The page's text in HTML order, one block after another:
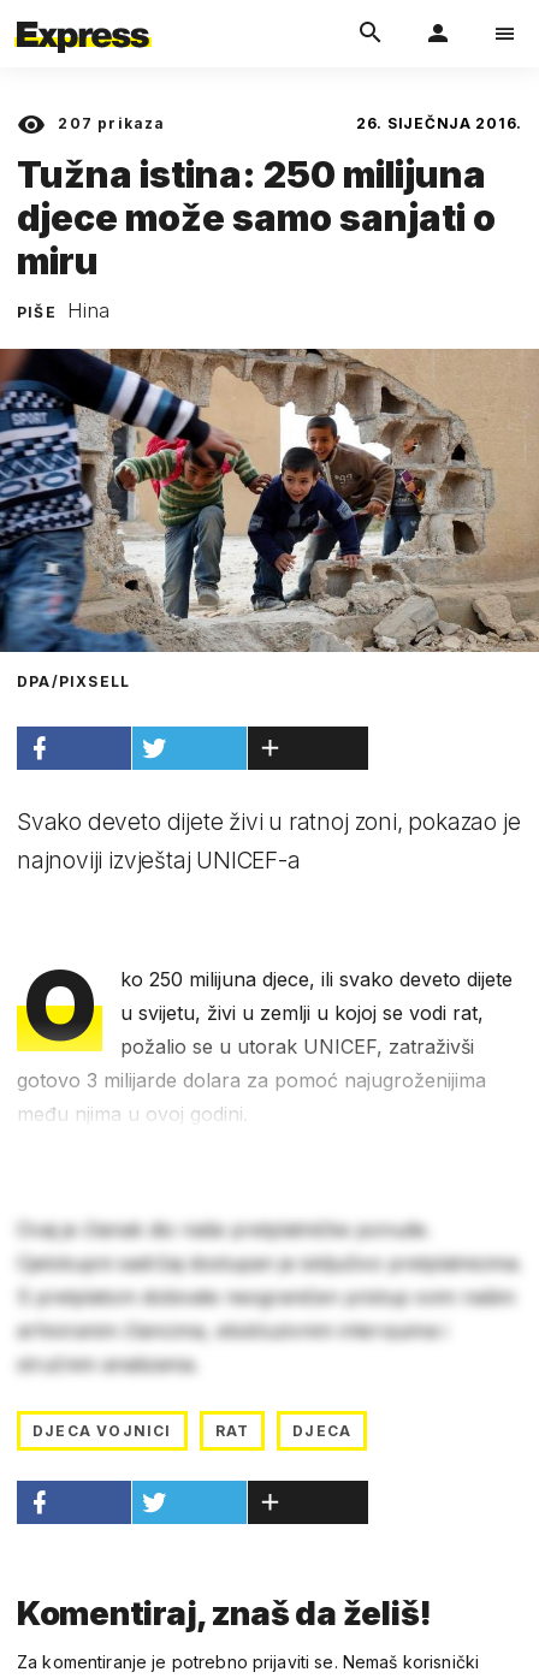
207 prikaza 26. SIJEČNJA 2016.
Tužna istina: 250 milijuna
djece može samo sanjati o
miru
PIŠE Hina
DPA/PIXSELL
Svako deveto dijete živi u ratnoj zoni, pokazao je
najnoviji izvještaj UNICEF-a
O
ko 250 milijuna djece, ili svako deveto dijete
u svijetu, živi u zemlji u kojoj se vodi rat,
požalio se u utorak UNICEF, zatraživši
gotovo 3 milijarde dolara za pomoć najugroženijima
među njima u ovoj godini.
Ovaj je članak dio naše pretplatničke ponude.
Cjelokupni sadržaj dostupan je isključivo pretplatnicima.
S pretplatom dobivate neograničen pristup svim našim
arhiviranim člancima, ekskluzivnim intervjuima i
stručnim analizama.
DJECA VOJNICI RAT DJECA
Komentiraj, znaš da želiš!
Za komentiranje je potrebno prijaviti se. Nemaš korisnički